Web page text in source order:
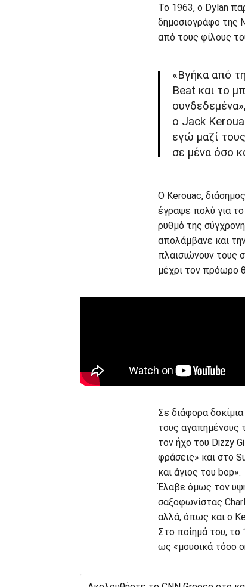
Το 1963, ο Dylan
δημοσιογράφο της
από τους φίλους
«Βγήκα από
Beat και το
ο Jack
εγώ μαζί
σε μένα όσο
Ο Kerouac,
έγραψε πολύ για το
ρυθμό της
απολάμβανε και
πλαισιώνουν τους
μέχρι τον πρόωρο
Σε διάφορα
τους αγαπημένους
τον ήχο του Dizzy
φράσεις» και στο
και άγιος του bop».
Έλαβε όμως τον
σαξοφωνίστας
αλλά, όπως και ο
Στο ποίημά του,
ως «μουσικά τόσο